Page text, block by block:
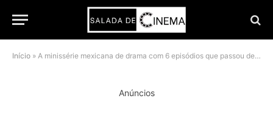
Início » A minissérie mexicana de drama com 6 episódios que passou despercebido na Netflix
Anúncios